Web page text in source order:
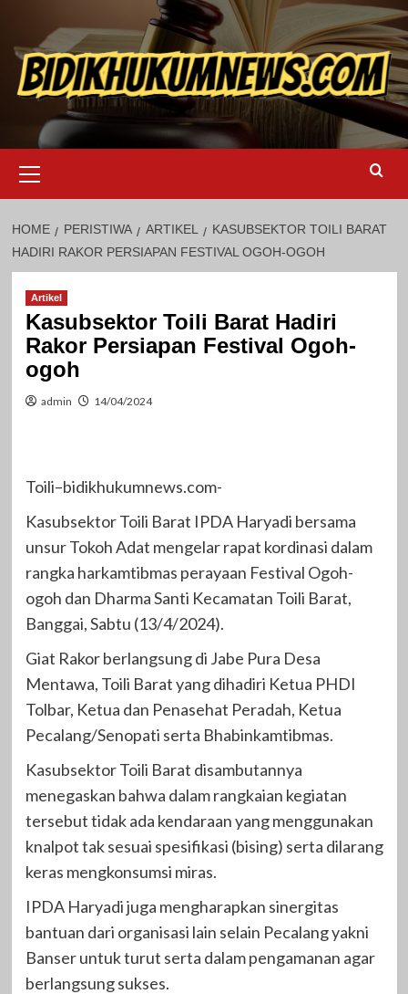
content
Menu
HOME PERISTIWA ARTIKEL
KASUBSEKTOR TOILI BARAT
HADIRI RAKOR PERSIAPAN FESTIVAL OGOH-OGOH
Artikel
Kasubsektor Toili Barat Hadiri
Rakor Persiapan Festival Ogoh-
ogoh
admin 14/04/2024
Toili–bidikhukumnews.com-
Kasubsektor Toili Barat IPDA Haryadi bersama
unsur Tokoh Adat mengelar rapat kordinasi dalam
rangka harkamtibmas perayaan Festival Ogoh-
ogoh dan Dharma Santi Kecamatan Toili Barat,
Banggai, Sabtu (13/4/2024).
Giat Rakor berlangsung di Jabe Pura Desa
Mentawa, Toili Barat yang dihadiri Ketua PHDI
Tolbar, Ketua dan Penasehat Peradah, Ketua
Pecalang/Senopati serta Bhabinkamtibmas.
Kasubsektor Toili Barat disambutannya
menegaskan bahwa dalam rangkaian kegiatan
tersebut tidak ada kendaraan yang menggunakan
knalpot tak sesuai spesifikasi (bising) serta dilarang
keras mengkonsumsi miras.
IPDA Haryadi juga mengharapkan sinergitas
bantuan dari organisasi lain selain Pecalang yakni
Banser untuk turut serta dalam pengamanan agar
berlangsung sukses.